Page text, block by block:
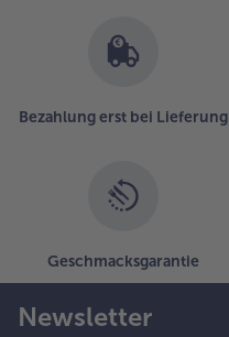
Bezahlung erst bei Lieferung
Geschmacksgarantie
Newsletter